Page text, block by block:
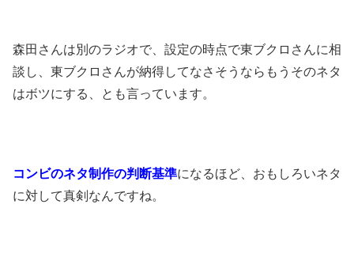
森田さんは別のラジオで、設定の時点で東ブクロさんに相
談し、東ブクロさんが納得してなさそうならもうそのネタ
はボツにする、とも言っています。
コンビのネタ制作の判断基準になるほど、おもしろいネタ
に対して真剣なんですね。